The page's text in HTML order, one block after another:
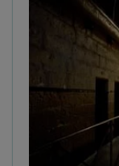
No dar mi
Opciones